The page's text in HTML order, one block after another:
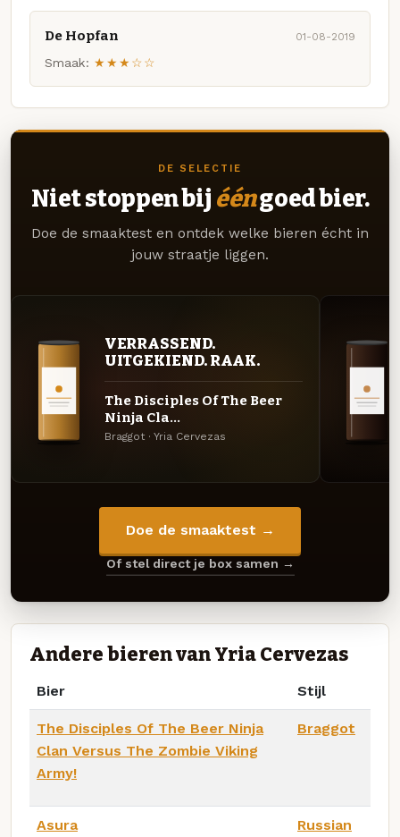
De Hopfan 01-08-2019
Smaak: ★★★☆☆
DE SELECTIE
Niet stoppen bij ééngoed bier.
Doe de smaaktest en ontdek welke bieren écht in
jouw straatje liggen.
VERRASSEND.
UITGEKIEND. RAAK.
The Disciples Of The Beer
Ninja Cla...
Braggot · Yria Cervezas
Doe de smaaktest →
Of stel direct je box samen →
Andere bieren van Yria Cervezas
Bier Stijl
The Disciples Of The Beer Ninja
Clan Versus The Zombie Viking
Army!
Braggot
Asura
Russian